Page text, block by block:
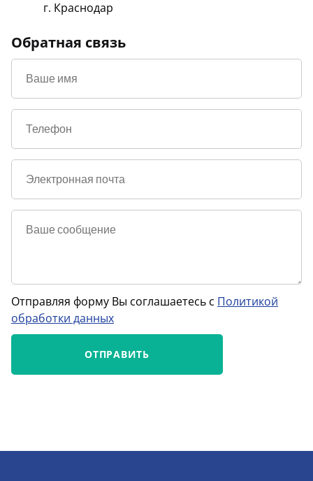
г. Краснодар
Обратная связь
Отправляя форму Вы соглашаетесь с Политикой
обработки данных